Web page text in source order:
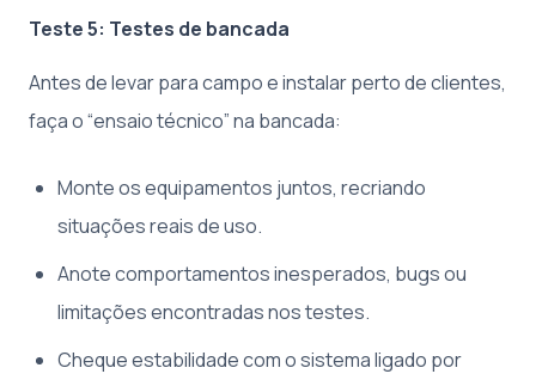
Teste 5: Testes de bancada
Antes de levar para campo e instalar perto de clientes,
faça o “ensaio técnico” na bancada:
Monte os equipamentos juntos, recriando
situações reais de uso.
Anote comportamentos inesperados, bugs ou
limitações encontradas nos testes.
Cheque estabilidade com o sistema ligado por